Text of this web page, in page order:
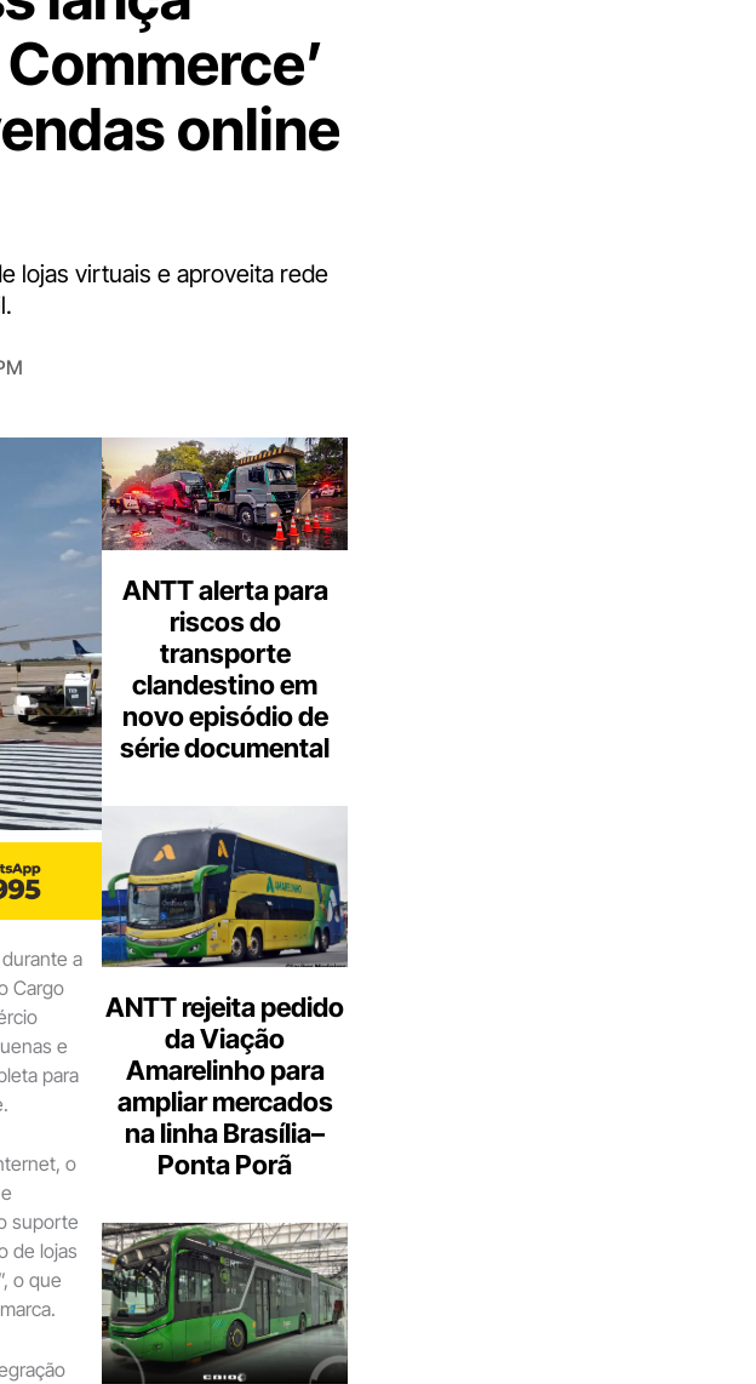
online
lojas virtuais e aproveita rede
a
Cargo
e
para
o
suporte
de lojas
o que
ANTT alerta para
riscos do
transporte
clandestino em
novo episódio de
série documental
ANTT rejeita pedido
da Viação
Amarelinho para
ampliar mercados
na linha Brasília–
Ponta Porã
aqui
o
seu
e-